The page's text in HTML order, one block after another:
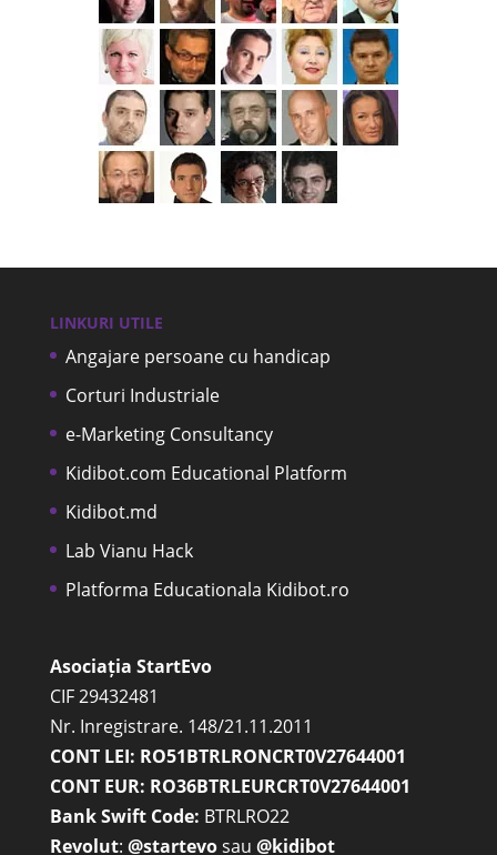
LINKURI UTILE
Angajare persoane cu handicap
Corturi Industriale
e-Marketing Consultancy
Kidibot.com Educational Platform
Kidibot.md
Lab Vianu Hack
Platforma Educationala Kidibot.ro
Asociația StartEvo
CIF 29432481
Nr. Inregistrare. 148/21.11.2011
CONT LEI: RO51BTRLRONCRT0V27644001
CONT EUR: RO36BTRLEURCRT0V27644001
Bank Swift Code: BTRLRO22
Revolut: @startevosau @kidibot